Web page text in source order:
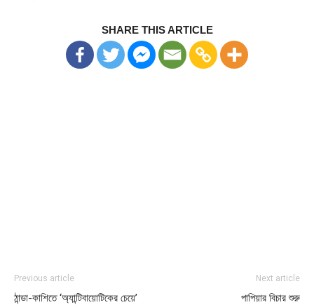
SHARE THIS ARTICLE
Previous article
ঠান্ডা-কাশিতে ‘অ্যান্টিবায়োটিকের চেয়ে’
Next article
পাপিয়ার বিচার শুরু